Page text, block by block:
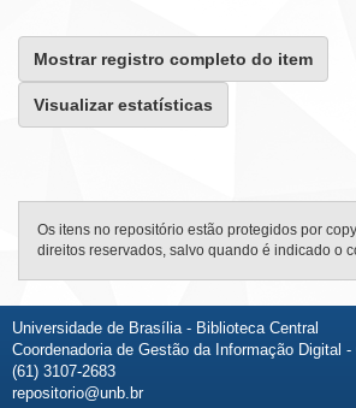
Mostrar registro completo do item
Visualizar estatísticas
Os itens no repositório estão protegidos por
direitos reservados, salvo quando é indicado o
Universidade de Brasília - Biblioteca Central
Coordenadoria de Gestão da Informação Digital -
(61) 3107-2683
repositorio@unb.br